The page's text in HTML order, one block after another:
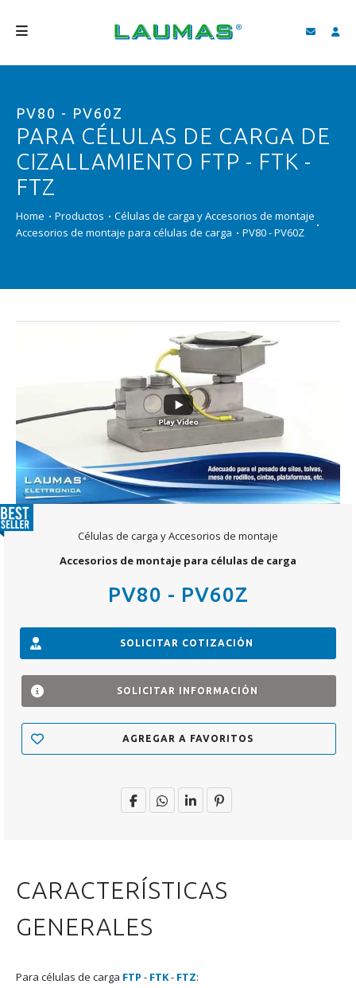
PRODUCTOS
SERVICIOS
ASISTENCIA Y DESCARGAS
VIDEO
PV80 - PV60Z
PARA CÉLULAS DE CARGA DE
CIZALLAMIENTO FTP - FTK -
FTZ
Home Productos
Células de carga y Accesorios de montaje
Accesorios de montaje para células de carga
PV80 - PV60Z
Células de carga y Accesorios de montaje
Accesorios de montaje para células de carga
PV80 - PV60Z
SOLICITAR COTIZACIÓN
SOLICITAR INFORMACIÓN
AGREGAR A FAVORITOS
CARACTERÍSTICAS
GENERALES
Para células de carga FTP - FTK- FTZ: